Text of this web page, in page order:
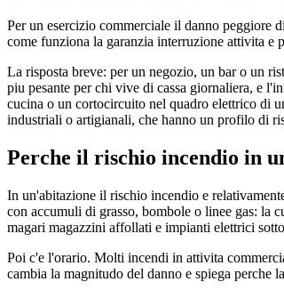
Per un esercizio commerciale il danno peggiore
come funziona la garanzia interruzione attivita e
La risposta breve: per un negozio, un bar o un
piu pesante per chi vive di cassa giornaliera, e
cucina o un cortocircuito nel quadro elettrico di
industriali o artigianali, che hanno un profilo di
Perche il rischio incendio in
In un'abitazione il rischio incendio e
con accumuli di grasso, bombole o linee gas: la
magari magazzini affollati e impianti elettrici
Poi c'e l'orario. Molti incendi in attivita
cambia la magnitudo del danno e spiega perche